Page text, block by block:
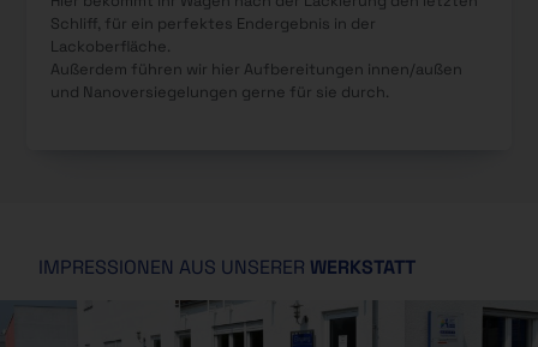
Schliff, für ein perfektes Endergebnis in der
Lackoberfläche.
Außerdem führen wir hier Aufbereitungen innen/außen
und Nanoversiegelungen gerne für sie durch.
IMPRESSIONEN AUS UNSERER WERKSTATT